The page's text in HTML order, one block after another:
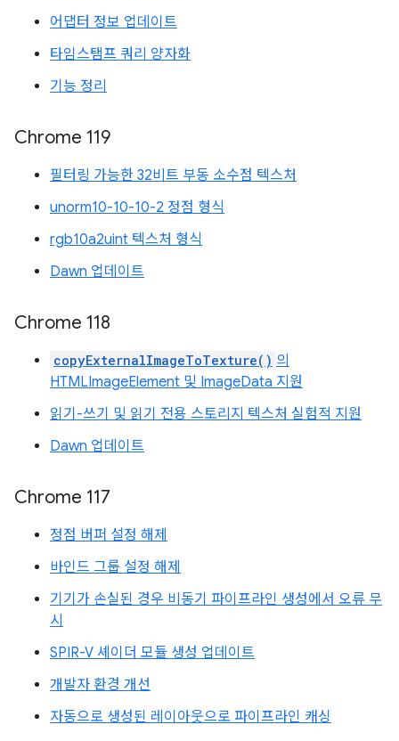
어댑터 정보 업데이트
타임스탬프 쿼리 양자화
기능 정리
Chrome 119
필터링 가능한 32비트 부동 소수점 텍스처
unorm10-10-10-2 정점 형식
rgb10a2uint 텍스처 형식
Dawn 업데이트
Chrome 118
copyExternalImageToTexture() 의
HTMLImageElement 및 ImageData 지원
읽기-쓰기 및 읽기 전용 스토리지 텍스처 실험적 지원
Dawn 업데이트
Chrome 117
정점 버퍼 설정 해제
바인드 그룹 설정 해제
기기가 손실된 경우 비동기 파이프라인 생성에서 오류 무
시
SPIR-V 셰이더 모듈 생성 업데이트
개발자 환경 개선
자동으로 생성된 레이아웃으로 파이프라인 캐싱